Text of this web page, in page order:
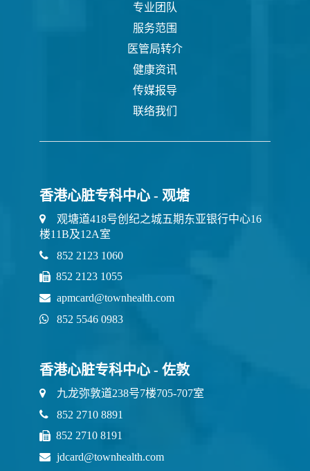
专业团队
服务范围
医管局转介
健康资讯
传媒报导
联络我们
香港心脏专科中心 - 观塘
观塘道418号创纪之城五期东亚银行中心16
楼11B及12A室
852 2123 1060
852 2123 1055
apmcard@townhealth.com
852 5546 0983
香港心脏专科中心 - 佐敦
九龙弥敦道238号7楼705-707室
852 2710 8891
852 2710 8191
jdcard@townhealth.com